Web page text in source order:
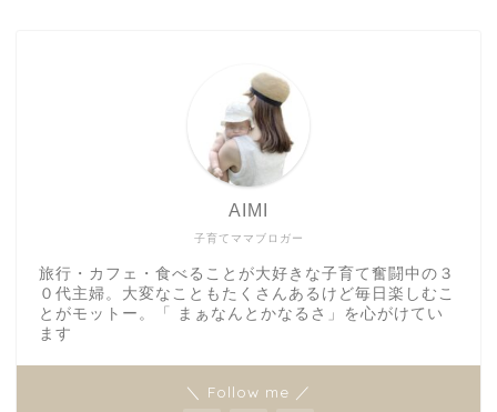
子育てママブロガー
AIMI
旅行・カフェ・食べることが大好きな子育て奮闘中の３
０代主婦。大変なこともたくさんあるけど毎日楽しむこ
とがモットー。「 まぁなんとかなるさ」を心がけてい
ます
＼ Follow me ／